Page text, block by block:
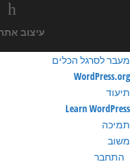
עיצוב
מעבר לסרגל הכלים
אודות
וורדפרס
WordPress.org
תיעוד
Learn WordPress
תמיכה
משוב
התחבר